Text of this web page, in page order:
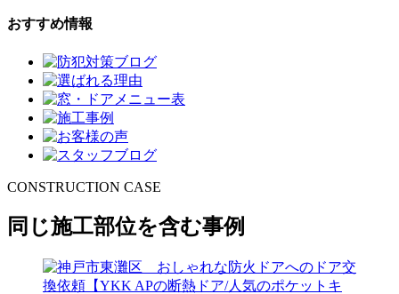
おすすめ情報
CONSTRUCTION CASE
同じ施工部位を含む事例